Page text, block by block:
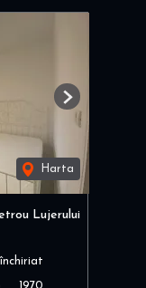
Harta
Next
Lujerului